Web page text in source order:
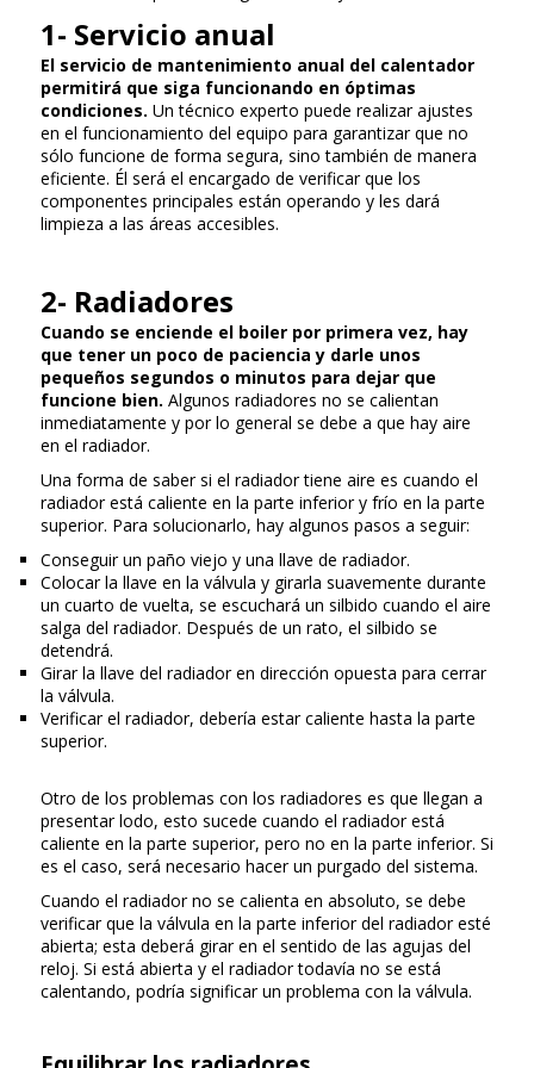
1- Servicio anual
El servicio de mantenimiento anual del calentador
permitirá que siga funcionando en óptimas
condiciones. Un técnico experto puede realizar ajustes
en el funcionamiento del equipo para garantizar que no
sólo funcione de forma segura, sino también de manera
eficiente. Él será el encargado de verificar que los
componentes principales están operando y les dará
limpieza a las áreas accesibles.
2- Radiadores
Cuando se enciende el boiler por primera vez, hay
que tener un poco de paciencia y darle unos
pequeños segundos o minutos para dejar que
funcione bien. Algunos radiadores no se calientan
inmediatamente y por lo general se debe a que hay aire
en el radiador.
Una forma de saber si el radiador tiene aire es cuando el
radiador está caliente en la parte inferior y frío en la parte
superior. Para solucionarlo, hay algunos pasos a seguir:
Conseguir un paño viejo y una llave de radiador.
Colocar la llave en la válvula y girarla suavemente durante
un cuarto de vuelta, se escuchará un silbido cuando el aire
salga del radiador. Después de un rato, el silbido se
detendrá.
Girar la llave del radiador en dirección opuesta para cerrar
la válvula.
Verificar el radiador, debería estar caliente hasta la parte
superior.
Otro de los problemas con los radiadores es que llegan a
presentar lodo, esto sucede cuando el radiador está
caliente en la parte superior, pero no en la parte inferior. Si
es el caso, será necesario hacer un purgado del sistema.
Cuando el radiador no se calienta en absoluto, se debe
verificar que la válvula en la parte inferior del radiador esté
abierta; esta deberá girar en el sentido de las agujas del
reloj. Si está abierta y el radiador todavía no se está
calentando, podría significar un problema con la válvula.